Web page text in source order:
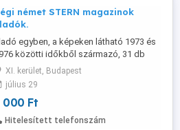
német STERN magazinok
egyben, a képeken látható 1973 és
közötti időkből származó, 31 db
jó állapotú, német, retró képes
3000Ft db áron. Személyes
a 11. kerületben. Telefon .
XI. kerület, Budapest
július 29
000 Ft
Hitelesített telefonszám